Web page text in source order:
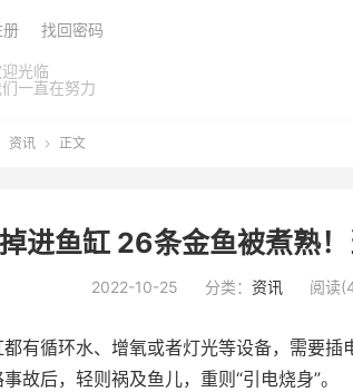
光临
一直在努力
册 找回密码
资讯  正文
进鱼缸 26条金鱼被煮熟
2022-10-25 分类： 资讯 阅读
有循环水、增氧或者灯光等设备，需要插
故后，轻则祸及鱼儿，重则“引电烧身”。